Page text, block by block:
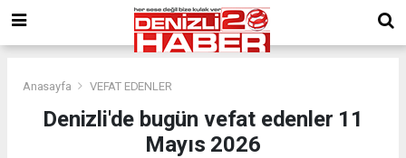
Anasayfa VEFAT EDENLER
Denizli'de bugün vefat edenler 11
Mayıs 2026